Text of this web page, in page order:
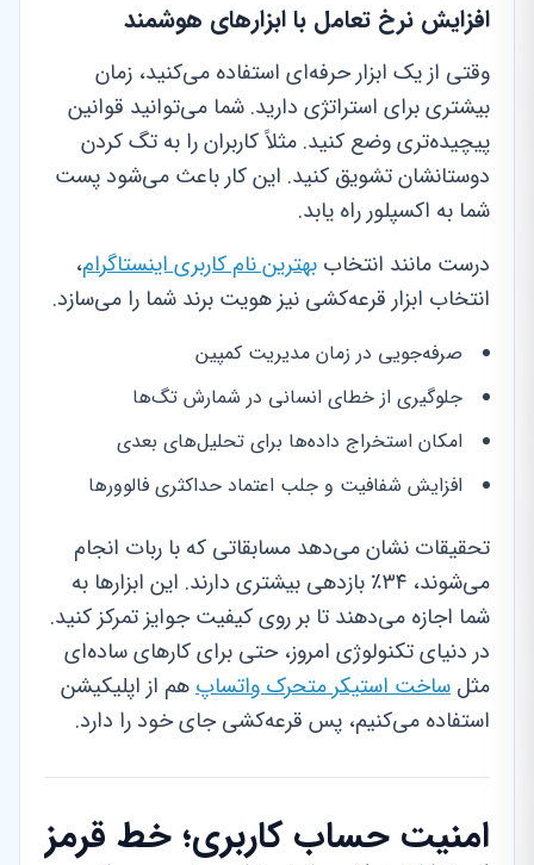
افزایش نرخ تعامل با ابزارهای هوشمند
وقتی از یک ابزار حرفه‌ای استفاده می‌کنید، زمان
بیشتری برای استراتژی دارید. شما می‌توانید قوانین
پیچیده‌تری وضع کنید. مثلاً کاربران را به تگ کردن
دوستانشان تشویق کنید. این کار باعث می‌شود پست
شما به اکسپلور راه یابد.
درست مانند انتخاب بهترین نام کاربری اینستاگرام،
انتخاب ابزار قرعه‌کشی نیز هویت برند شما را می‌سازد.
صرفه‌جویی در زمان مدیریت کمپین
جلوگیری از خطای انسانی در شمارش تگ‌ها
امکان استخراج داده‌ها برای تحلیل‌های بعدی
افزایش شفافیت و جلب اعتماد حداکثری فالوورها
تحقیقات نشان می‌دهد مسابقاتی که با ربات انجام
می‌شوند، ۳۴٪ بازدهی بیشتری دارند. این ابزارها به
شما اجازه می‌دهند تا بر روی کیفیت جوایز تمرکز کنید.
در دنیای تکنولوژی امروز، حتی برای کارهای ساده‌ای
مثل ساخت استیکر متحرک واتساپهم از اپلیکیشن
استفاده می‌کنیم، پس قرعه‌کشی جای خود را دارد.
امنیت حساب کاربری؛ خط قرمز